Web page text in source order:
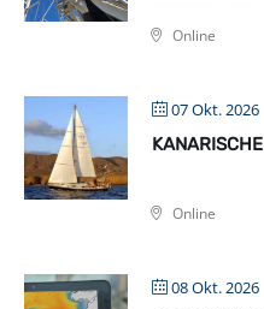
Online
07 Okt. 2026
Online
08 Okt. 2026